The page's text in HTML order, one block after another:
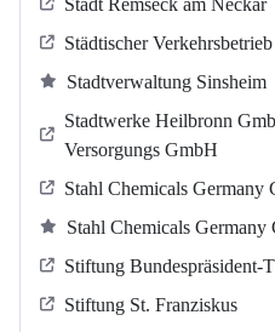
Stadt Remseck am Neckar
Städtischer
Stadtverwaltung Sinsheim
Stadtwerke Heilbronn
Versorgungs GmbH
Stahl Chemicals Germany
Stahl Chemicals Germany
Stiftung Bundespräsident-
Stiftung St. Franziskus